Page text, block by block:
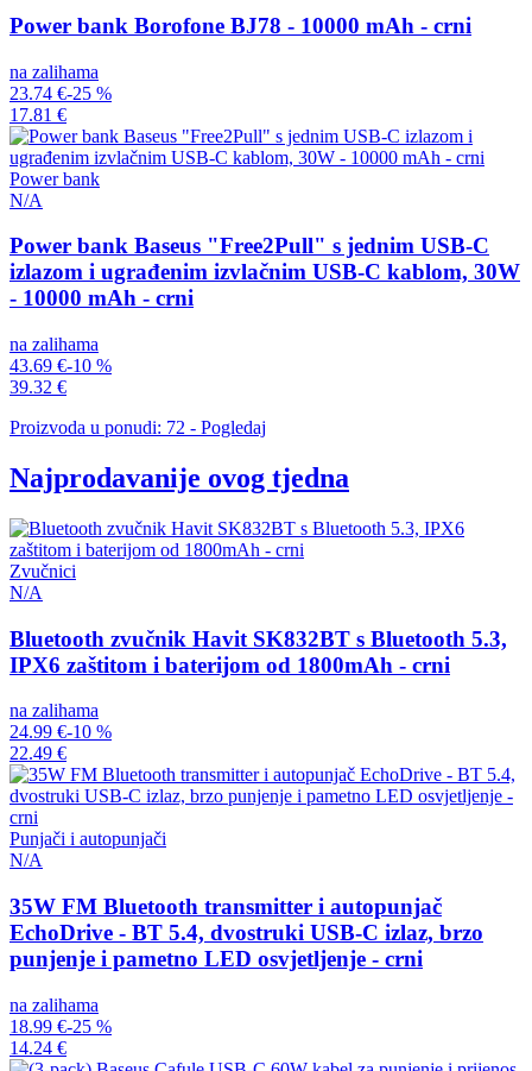
Power bank Borofone BJ78 - 10000 mAh - crni
na zalihama
23.74 €-25 %
17.81 €
Power bank
N/A
Power bank Baseus "Free2Pull" s jednim USB-C
izlazom i ugrađenim izvlačnim USB-C kablom, 30W
- 10000 mAh - crni
na zalihama
43.69 €-10 %
39.32 €
Proizvoda u ponudi: 72 - Pogledaj
Najprodavanije ovog tjedna
Zvučnici
N/A
Bluetooth zvučnik Havit SK832BT s Bluetooth 5.3,
IPX6 zaštitom i baterijom od 1800mAh - crni
na zalihama
24.99 €-10 %
22.49 €
Punjači i autopunjači
N/A
35W FM Bluetooth transmitter i autopunjač
EchoDrive - BT 5.4, dvostruki USB-C izlaz, brzo
punjenje i pametno LED osvjetljenje - crni
na zalihama
18.99 €-25 %
14.24 €